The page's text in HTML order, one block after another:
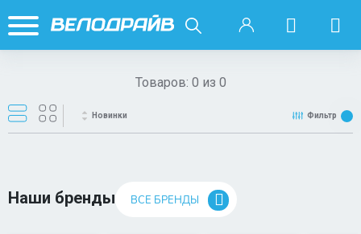
Товаров: 0 из 0
Новинки Фильтр
Наши бренды ВСЕ БРЕНДЫ